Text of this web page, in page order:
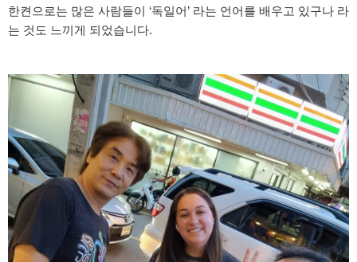
한켠으로는 많은 사람들이 ‘독일어’ 라는 언어를 배우고 있구나 라
는 것도 느끼게 되었습니다.